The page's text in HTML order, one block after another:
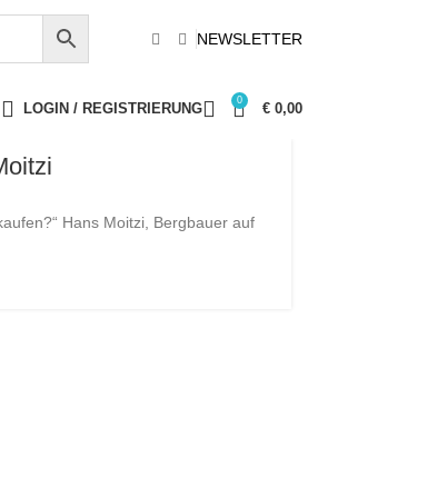
NEWSLETTER
LOGIN / REGISTRIERUNG
0
€ 0,00
Hans Moitzi, Bergbauer auf